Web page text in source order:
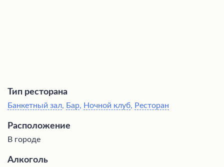
Тип ресторана
Банкетный зал, Бар, Ночной клуб, Ресторан
Расположение
В городе
Алкоголь